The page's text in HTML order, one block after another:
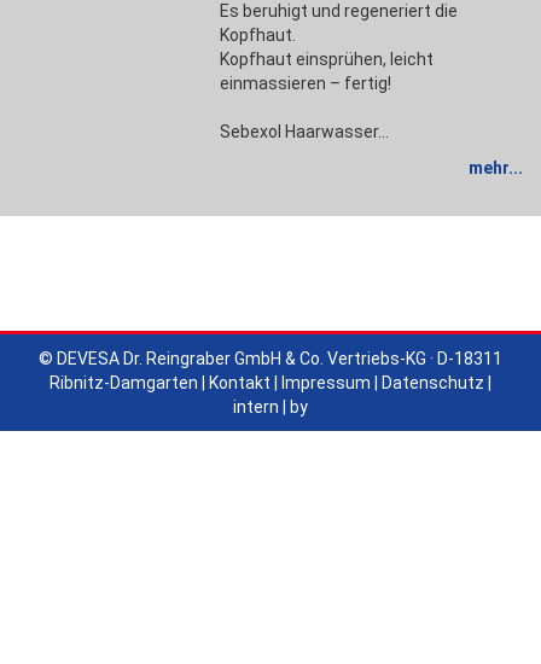
Es beruhigt und regeneriert die
Kopfhaut.
Kopfhaut einsprühen, leicht
einmassieren – fertig!
Sebexol Haarwasser…
mehr...
© DEVESA Dr. Reingraber GmbH & Co. Vertriebs-KG · D-18311
Ribnitz-Damgarten |
Kontakt Impressum Datenschutz
intern
by